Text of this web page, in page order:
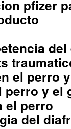
pfizer
el perro
perro y el
el perro
del